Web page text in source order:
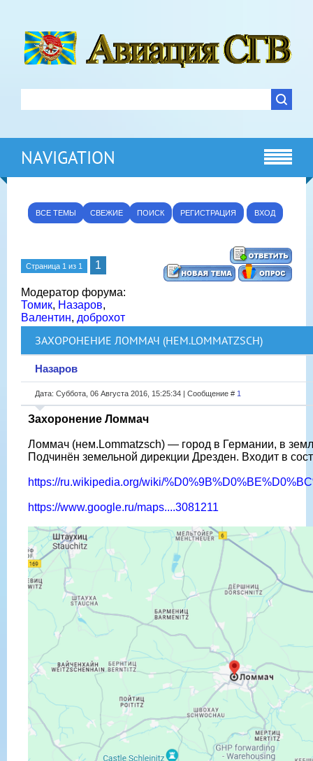
NAVIGATION
ВСЕ ТЕМЫ СВЕЖИЕ ПОИСК РЕГИСТРАЦИЯ ВХОД
Страница 1 из 1 1
Модератор форума:
Томик, Назаров,
Валентин, доброхот
ЗАХОРОНЕНИЕ ЛОММАЧ (НЕМ.LOMMATZSCH)
Назаров
Дата: Суббота, 06 Августа 2016, 15:25:34 | Сообщение # 1
Захоронение Ломмач
Ломмач (нем.Lommatzsch) — город в Германии, в
Подчинён земельной дирекции Дрезден. Входит в
https://ru.wikipedia.org/wiki/
https://www.google.ru/maps....3081211